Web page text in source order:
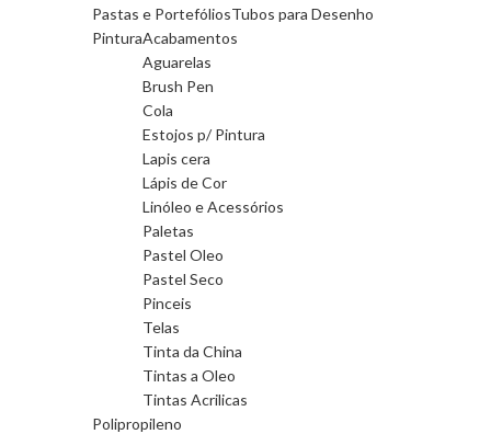
Pastas e PortefóliosTubos para Desenho
PinturaAcabamentos
Aguarelas
Brush Pen
Cola
Estojos p/ Pintura
Lapis cera
Lápis de Cor
Linóleo e Acessórios
Paletas
Pastel Oleo
Pastel Seco
Pinceis
Telas
Tinta da China
Tintas a Oleo
Tintas Acrilicas
Polipropileno